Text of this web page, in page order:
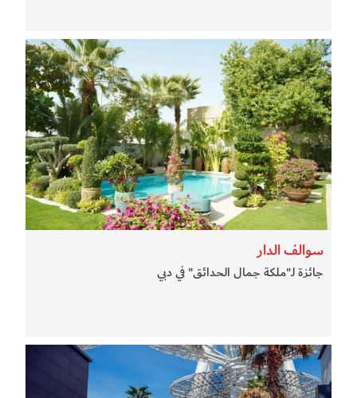
سوالف الدار
جائزة لـ"ملكة جمال الحدائق" في دبي